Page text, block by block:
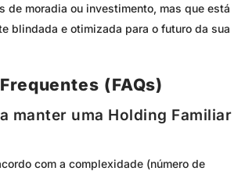
de moradia ou investimento, mas que está
blindada e otimizada para o futuro da sua
(FAQs)
manter uma Holding Familiar
com a complexidade (número de